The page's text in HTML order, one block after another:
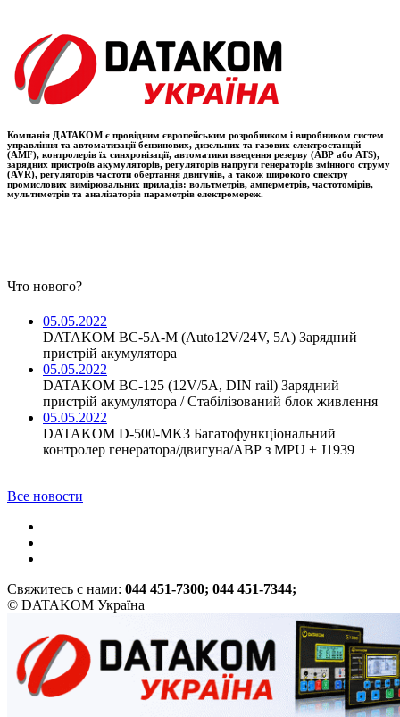
Компанія ДАТАКОМ є провідним європейським розробником і виробником систем
управління та автоматизації бензинових, дизельних та газових електростанцій
(AMF), контролерів їх синхронізації, автоматики введення резерву (АВР або ATS),
зарядних пристроїв акумуляторів, регуляторів напруги генераторів змінного струму
(AVR), регуляторів частоти обертання двигунів, а також широкого спектру
промислових вимірювальних приладів: вольтметрів, амперметрів, частотомірів,
мультиметрів та аналізаторів параметрів електромереж.
Что нового?
05.05.2022
DATAKOM BC-5A-M (Auto12V/24V, 5A) Зарядний
пристрій акумулятора
05.05.2022
DATAKOM BC-125 (12V/5A, DIN rail) Зарядний
пристрій акумулятора / Стабілізований блок живлення
05.05.2022
DATAKOM D-500-MK3 Багатофункціональний
контролер генератора/двигуна/АВР з MPU + J1939
Все новости
Свяжитесь с нами: 044 451-7300; 044 451-7344;
© DATAKOM Україна